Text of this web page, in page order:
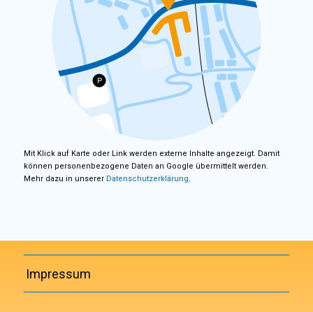
Mit Klick auf Karte oder Link werden externe Inhalte angezeigt. Damit
können personenbezogene Daten an Google übermittelt werden.
Mehr dazu in unserer Datenschutzerklärung.
Impressum